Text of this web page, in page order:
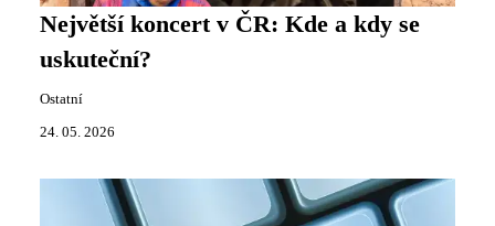
Největší koncert v ČR: Kde a kdy se
uskuteční?
Ostatní
24. 05. 2026